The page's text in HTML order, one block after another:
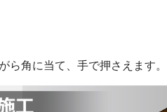
ら角に当て、手で押さえます。